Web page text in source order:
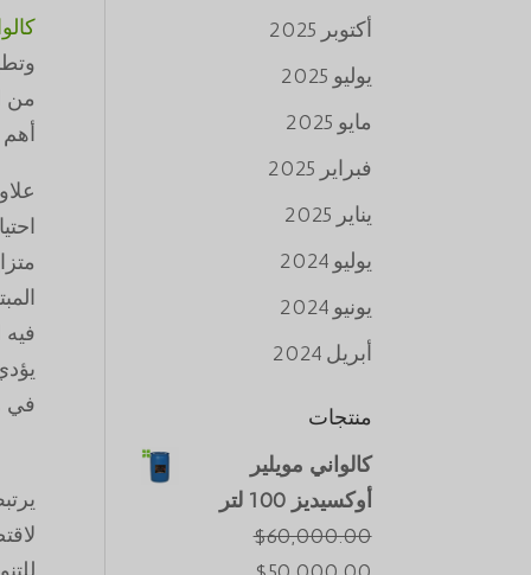
من
فيه
في
أكتوبر 2025
يوليو 2025
مايو 2025
فبراير 2025
يناير 2025
يوليو 2024
يونيو 2024
أبريل 2024
منتجات
كالواني مويلير
أوكسيديز 100 لتر
$60,000.00